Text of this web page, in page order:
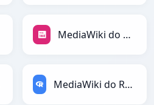
MediaWiki do PNG
MediaWiki do RDataFrame